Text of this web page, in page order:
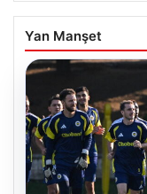
Yan Manşet